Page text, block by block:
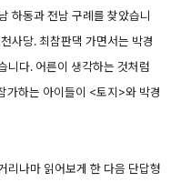
하동과 전남 구례를 찾았습니
사당. 최참판댁 가면서는 박경
니다. 어른이 생각하는 것처럼
가하는 아이들이 <토지>와 박경
리나마 읽어보게 한 다음 단답형